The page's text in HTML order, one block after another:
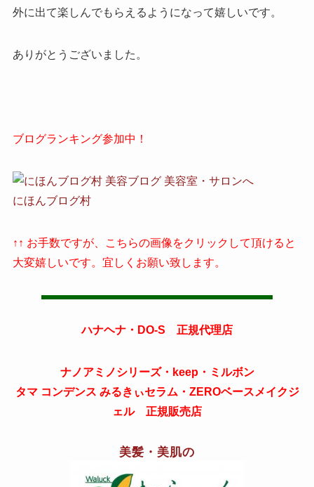
外に出て楽しんでもらえるようになって嬉しいです。
ありがとうございました。
ブログランキング参加中！
にほんブログ村
↑↑ お手数ですが、こちらの画像をクリックして頂けると
大変嬉しいです。宜しくお願い致します。
ハナヘナ・DO-S 正規代理店
ナノアミノシリーズ・keep・ミルボン
タマ コンデンス みるきぃセラム・ZEROベースメイクジ
ェル 正規販売店
美髪・美肌の